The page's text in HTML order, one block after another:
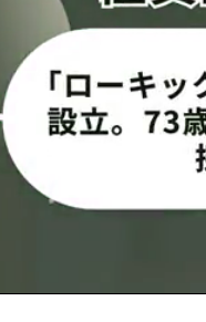
第8試合ハイライト ◢
さきほどの試合の見どころ
Lemino公式YouTubeで公
>>
https://t.co/Y4i33TYVrx
試合は見逃し配信でもご
https://t.co/